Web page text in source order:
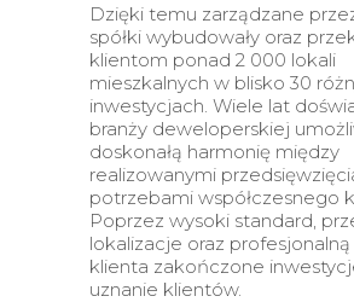
Dzięki temu zarządzane
spółki wybudowały oraz
klientom ponad 2 000 lokali
mieszkalnych w blisko 30
inwestycjach. Wiele lat
branży deweloperskiej
doskonałą harmonię między
realizowanymi
potrzebami współczesnego
Poprzez wysoki standard,
lokalizacje oraz profesjonalną
klienta zakończone
uznanie klientów.